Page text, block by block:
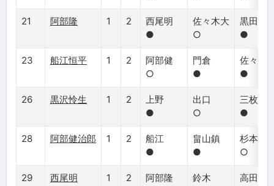
21 阿部隆 1 2
西尾明
●
佐々木大
○
黒田
●
23 船江恒平 1 2
阿部健
○
門倉
●
佐々木
●
26 黒沢怜生 1 2
上野
●
出口
○
三枚堂
●
28 阿部健治郎 1 2
船江
●
畠山鎮
●
杉本昌
○
29 西尾明 1 2
阿部隆
鈴木
高田